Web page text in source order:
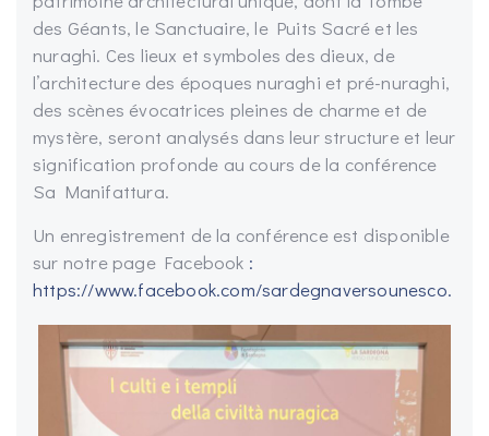
des Géants, le Sanctuaire, le Puits Sacré et les
nuraghi. Ces lieux et symboles des dieux, de
l’architecture des époques nuraghi et pré-nuraghi,
des scènes évocatrices pleines de charme et de
mystère, seront analysés dans leur structure et leur
signification profonde au cours de la conférence
Sa Manifattura.
Un enregistrement de la conférence est disponible
sur notre page Facebook :
https://www.facebook.com/sardegnaversounesco.